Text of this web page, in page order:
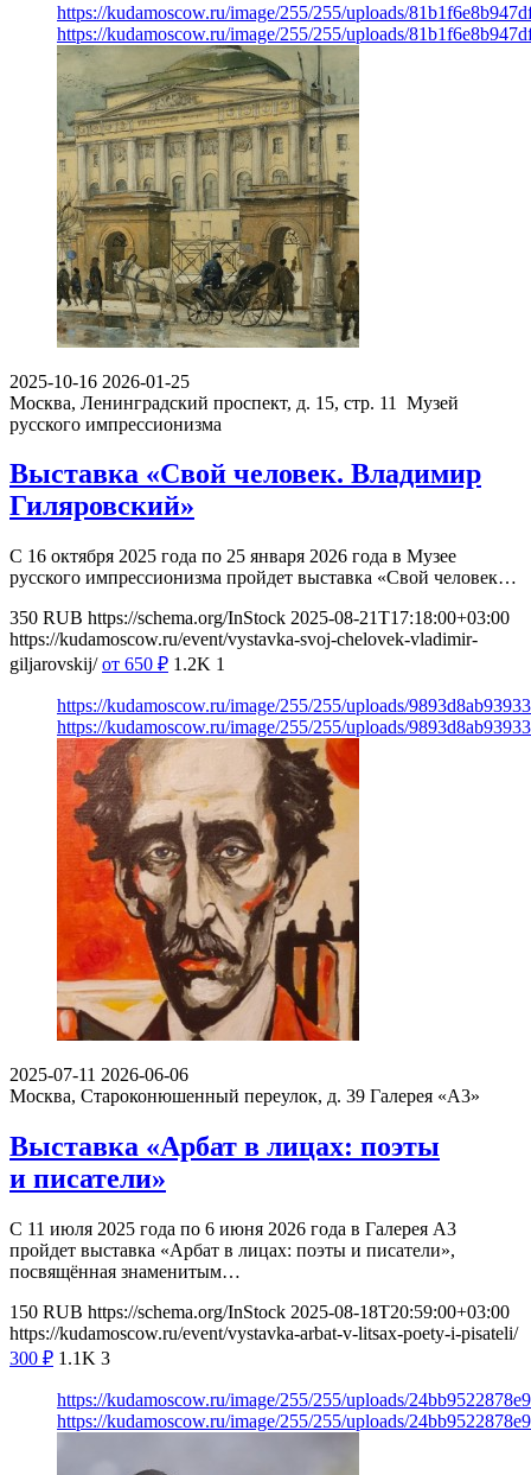
https://kudamoscow.ru/image/255/255/uploads/
https://kudamoscow.ru/image/255/255/uploads/
2025-10-16 2026-01-25
Москва, Ленинградский проспект, д. 15, стр. 11
Музей
русского импрессионизма
Выставка «Свой человек. Владимир
Гиляровский»
С 16 октября 2025 года по 25 января 2026 года в Музее
русского импрессионизма пройдет выставка «Свой человек…
350 RUB https://schema.org/InStock 2025-08-21T17:18:00+03:00
https://kudamoscow.ru/event/vystavka-svoj-chelovek-vladimir-
giljarovskij/ от 650 ₽ 1.2K 1
https://kudamoscow.ru/image/255/255/uploads/
https://kudamoscow.ru/image/255/255/uploads/
2025-07-11 2026-06-06
Москва, Староконюшенный переулок, д. 39 Галерея «А3»
Выставка «Арбат в лицах: поэты
и писатели»
С 11 июля 2025 года по 6 июня 2026 года в Галерея А3
пройдет выставка «Арбат в лицах: поэты и писатели»,
посвящённая знаменитым…
150 RUB https://schema.org/InStock 2025-08-18T20:59:00+03:00
https://kudamoscow.ru/event/vystavka-arbat-v-litsax-poety-i-pisateli/
300 ₽ 1.1K 3
https://kudamoscow.ru/image/255/255/uploads/
https://kudamoscow.ru/image/255/255/uploads/